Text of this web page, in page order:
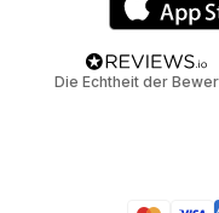
Die Echtheit der